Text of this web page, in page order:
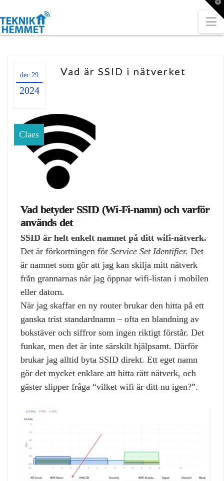
dec 29
2024
Vad är SSID i nätverket
Claes
Vad betyder SSID (Wi‑Fi‑namn) och varför
används det
SSID är helt enkelt namnet på ditt wifi‑nätverk.
Det är förkortningen för Service Set Identifier. Det
är namnet som gör att jag kan skilja mitt nätverk
från grannarnas när jag öppnar wifi‑listan i mobilen
eller datorn.
När jag skaffar en ny router brukar den hitta på ett
ganska trist standardnamn – ofta en blandning av
bokstäver och siffror som ingen riktigt förstår. Det
funkar, men det är inte särskilt hjälpsamt. Därför
brukar jag alltid byta SSID direkt. Ett eget namn
gör det mycket enklare att hitta rätt nätverk, och
gäster slipper fråga “vilket wifi är ditt nu igen?”.